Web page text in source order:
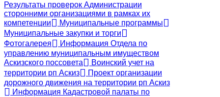
Результаты проверок Администрации
сторонними организациями в рамках их
компетенции
Муниципальные программы
Муниципальные закупки и торги
Фотогалерея
Информация Отдела по
управлению муниципальным имуществом
Аскизского поссовета
Воинский учет на
территории рп Аскиз
Проект организации
дорожного движения на территории рп Аскиз
Информация Кадастровой палаты по